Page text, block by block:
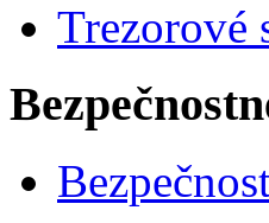
Trezorové